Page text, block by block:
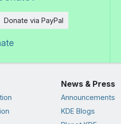
Donate via PayPal
News & Press
Announcements
KDE Blogs